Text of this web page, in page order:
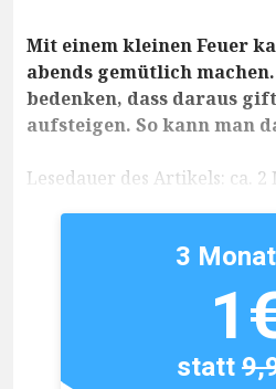
Mit einem kleinen Feuer
abends gemütlich
bedenken, dass daraus
aufsteigen. So kann man
Lesedauer des Artikels: ca. 2
3
statt